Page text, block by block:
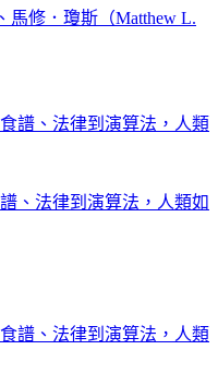
馬修．瓊斯（Matthew L.
、法律到演算法，人類如